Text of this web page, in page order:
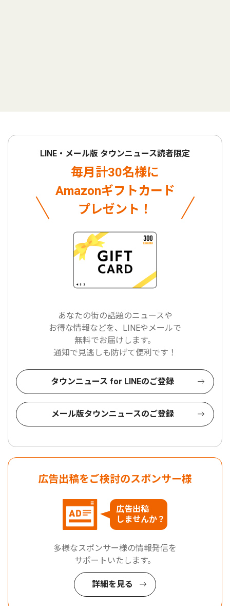
LINE・メール版 タウンニュース読者限定
毎月計30名様に
Amazonギフトカード
プレゼント！
あなたの街の話題のニュースや
お得な情報などを、LINEやメールで
無料でお届けします。
通知で見逃しも防げて便利です！
タウンニュース for LINEのご登録
メール版タウンニュースのご登録
広告出稿をご検討のスポンサー様
広告出稿
しませんか？
多様なスポンサー様の情報発信を
サポートいたします。
詳細を見る